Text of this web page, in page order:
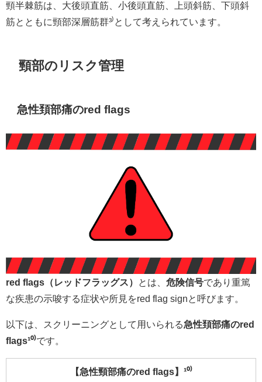
頸半棘筋は、大後頭直筋、小後頭直筋、上頭斜筋、下頭斜
筋とともに頸部深層筋群³⁾として考えられています。
頸部のリスク管理
急性頚部痛のred flags
red flags（レッドフラッグス） とは、 危険信号であり重篤
な疾患の示唆する症状や所見をred flag signと呼びます。
以下は、スクリーニングとして用いられる急性頚部痛のred
flags¹⁰⁾です。
【急性頸部痛のred flags】¹⁰⁾